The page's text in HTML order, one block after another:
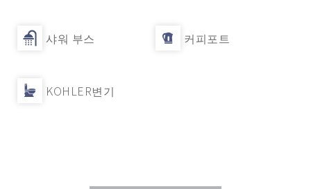
샤워 부스 커피포트
KOHLER변기